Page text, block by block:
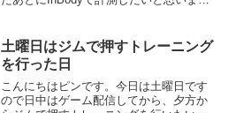
土曜日はジムで押すトレーニング
を行った日
こんにちはピンです。今日は土曜日です
ので日中はゲーム配信してから、夕方か